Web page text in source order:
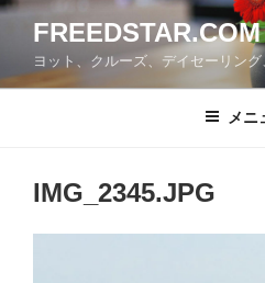
コ
ン
FREEDSTAR.COM
ヨット、クルーズ、デイセーリン
メニ
IMG_2345.JPG